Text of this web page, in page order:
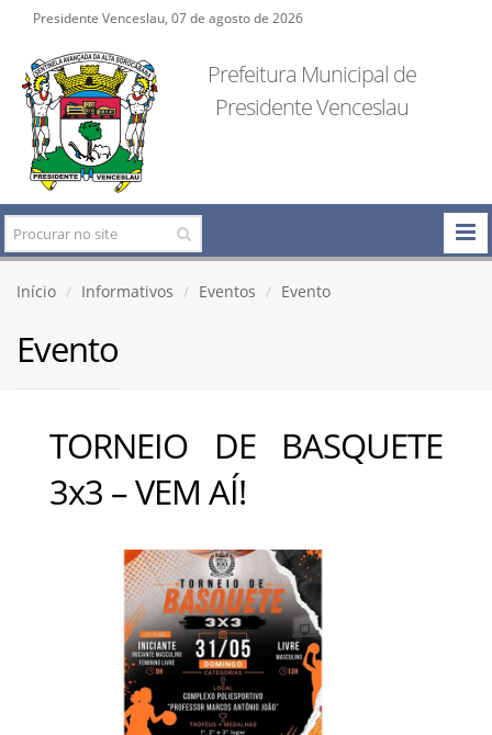
Presidente Venceslau, 07 de agosto de 2026
Prefeitura Municipal de
Presidente Venceslau
Início Informativos Eventos Evento
Evento
TORNEIO DE BASQUETE
3x3 – VEM AÍ!